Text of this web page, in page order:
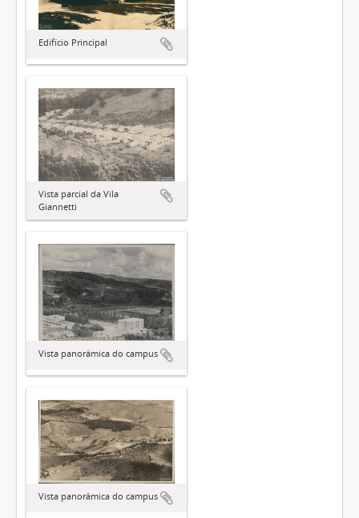
Edifício Principal
Vista parcial da Vila
Giannetti
Vista panorâmica do campus
Vista panorâmica do campus